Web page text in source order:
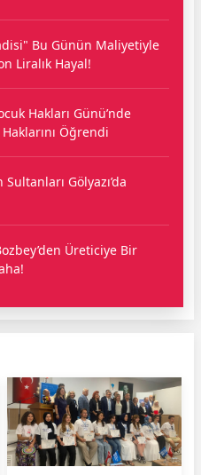
Bu Günün Maliyetiyle
Liralık Hayal!
Hakları Günü’nde
Öğrendi
Gölyazı’da
Üreticiye Bir